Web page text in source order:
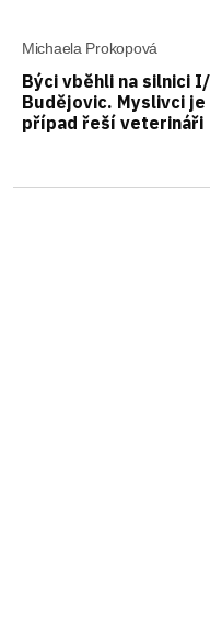
Michaela Prokopová
Býci vběhli na silnici
Budějovic. Myslivci
případ řeší veterináři